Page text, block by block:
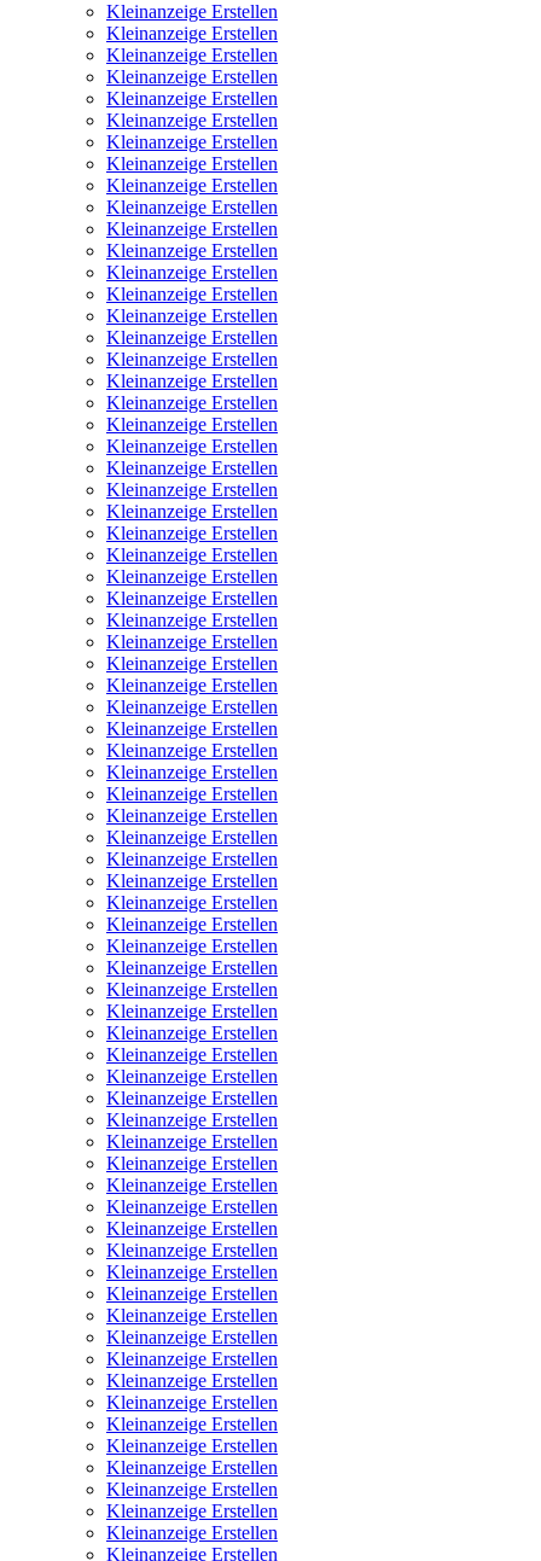
Kleinanzeige Erstellen
Kleinanzeige Erstellen
Kleinanzeige Erstellen
Kleinanzeige Erstellen
Kleinanzeige Erstellen
Kleinanzeige Erstellen
Kleinanzeige Erstellen
Kleinanzeige Erstellen
Kleinanzeige Erstellen
Kleinanzeige Erstellen
Kleinanzeige Erstellen
Kleinanzeige Erstellen
Kleinanzeige Erstellen
Kleinanzeige Erstellen
Kleinanzeige Erstellen
Kleinanzeige Erstellen
Kleinanzeige Erstellen
Kleinanzeige Erstellen
Kleinanzeige Erstellen
Kleinanzeige Erstellen
Kleinanzeige Erstellen
Kleinanzeige Erstellen
Kleinanzeige Erstellen
Kleinanzeige Erstellen
Kleinanzeige Erstellen
Kleinanzeige Erstellen
Kleinanzeige Erstellen
Kleinanzeige Erstellen
Kleinanzeige Erstellen
Kleinanzeige Erstellen
Kleinanzeige Erstellen
Kleinanzeige Erstellen
Kleinanzeige Erstellen
Kleinanzeige Erstellen
Kleinanzeige Erstellen
Kleinanzeige Erstellen
Kleinanzeige Erstellen
Kleinanzeige Erstellen
Kleinanzeige Erstellen
Kleinanzeige Erstellen
Kleinanzeige Erstellen
Kleinanzeige Erstellen
Kleinanzeige Erstellen
Kleinanzeige Erstellen
Kleinanzeige Erstellen
Kleinanzeige Erstellen
Kleinanzeige Erstellen
Kleinanzeige Erstellen
Kleinanzeige Erstellen
Kleinanzeige Erstellen
Kleinanzeige Erstellen
Kleinanzeige Erstellen
Kleinanzeige Erstellen
Kleinanzeige Erstellen
Kleinanzeige Erstellen
Kleinanzeige Erstellen
Kleinanzeige Erstellen
Kleinanzeige Erstellen
Kleinanzeige Erstellen
Kleinanzeige Erstellen
Kleinanzeige Erstellen
Kleinanzeige Erstellen
Kleinanzeige Erstellen
Kleinanzeige Erstellen
Kleinanzeige Erstellen
Kleinanzeige Erstellen
Kleinanzeige Erstellen
Kleinanzeige Erstellen
Kleinanzeige Erstellen
Kleinanzeige Erstellen
Kleinanzeige Erstellen
Kleinanzeige Erstellen